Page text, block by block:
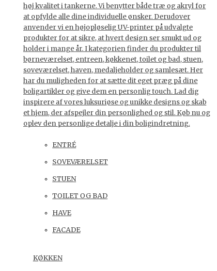
høj kvalitet i tankerne. Vi benytter både træ og akryl for
at opfylde alle dine individuelle ønsker. Derudover
anvender vi en højopløselig UV-printer på udvalgte
produkter for at sikre, at hvert design ser smukt ud og
holder i mange år. I kategorien finder du produkter til
børneværelset, entreen, køkkenet, toilet og bad, stuen,
soveværelset, haven, medaljeholder og samlesæt. Her
har du muligheden for at sætte dit eget præg på dine
boligartikler og give dem en personlig touch. Lad dig
inspirere af vores luksuriøse og unikke designs og skab
et hjem, der afspejler din personlighed og stil. Køb nu og
oplev den personlige detalje i din boligindretning.
ENTRÉ
SOVEVÆRELSET
STUEN
TOILET OG BAD
HAVE
FACADE
KØKKEN